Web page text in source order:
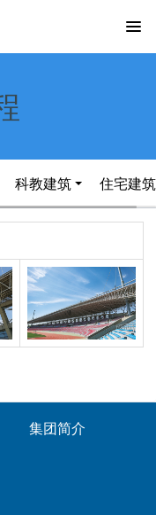
科教建筑 住宅建筑
集团简介